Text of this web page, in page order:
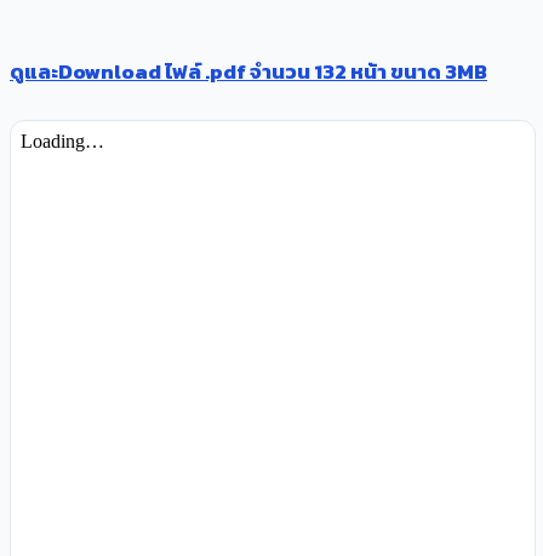
ดูและDownload ไฟล์ .pdf จำนวน 132 หน้า ขนาด 3MB